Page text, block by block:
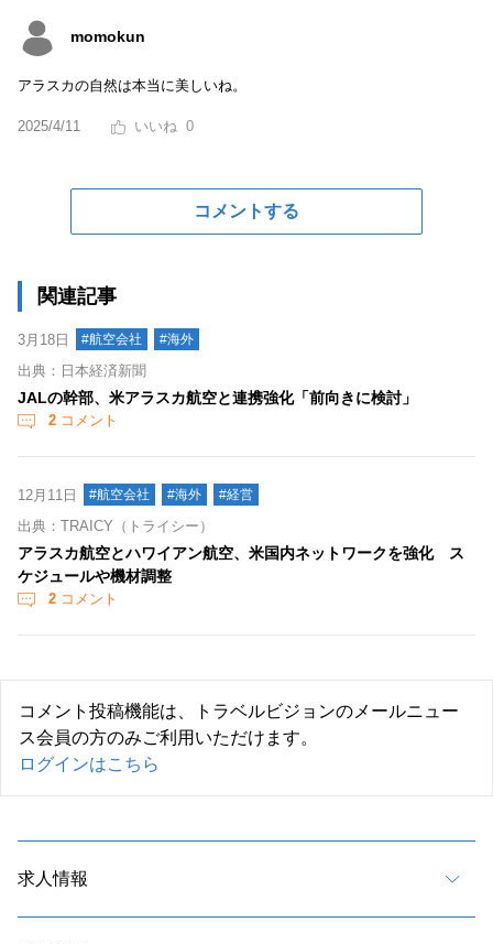
momokun
アラスカの自然は本当に美しいね。
2025/4/11 0
コメントする
関連記事
3月18日 #航空会社 #海外
出典：日本経済新聞
JALの幹部、米アラスカ航空と連携強化「前向きに検討」
2 コメント
12月11日 #航空会社 #海外 #経営
出典：TRAICY（トライシー）
アラスカ航空とハワイアン航空、米国内ネットワークを強化 ス
ケジュールや機材調整
2 コメント
コメント投稿機能は、トラベルビジョンのメールニュー
ス会員の方のみご利用いただけます。
ログインはこちら
求人情報